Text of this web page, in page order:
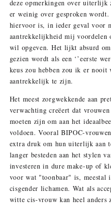
deze opmerkingen over uiterlijk
er weinig over gesproken
hiervoor is, in ieder geval voor
aantrekkelijkheid mij voordelen
wil opgeven. Het lijkt absurd
gezien wordt als een ‘’eerste
keus zou hebben zou ik er
aantrekkelijk te zijn.
Het meest zorgwekkende aan
verwachting creëert dat
moeten zijn om aan het
voldoen. Vooral BIPOC-
extra druk om hun uiterlijk aan
langer besteden aan het stylen
investeren in dure make-up of
voor wat "toonbaar" is, meestal
cisgender lichamen. Wat als
witte cis-vrouw kan heel anders